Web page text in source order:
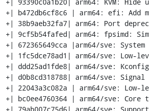
+| b472db6cf8c6 | arm64: efi: Add
+| 38b9aeb32fa7| arm64: Port
+| 9cf5b54fafed| arm64: fpsimd:
+| 672365649cca |arm64/sve:
+| 1fc5dce78ad1| arm64/sve:
+| ddd25ad1fde8| arm64/sve:
+| d0b8cd318788| arm64/sve:
+| 22043a3c082a | arm64/sve: Low-
+| bc0ee4760364 | arm64/sve:
+| 79ab007c75d6| arm64/sve: